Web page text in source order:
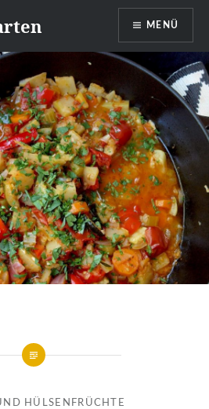
MENÜ
HÜLSENFRÜCHTE